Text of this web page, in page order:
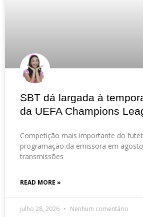
SBT dá largada à
da UEFA Champions
Competição mais importante do
programação da emissora em
transmissões
READ MORE »
julho 28, 2026 Nenhum comentário